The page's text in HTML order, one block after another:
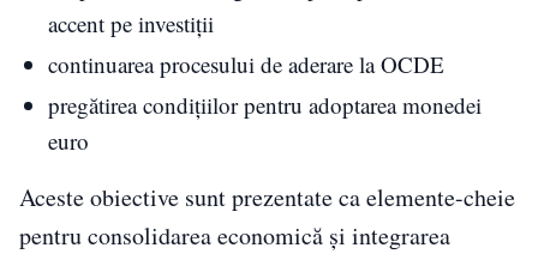
accent pe investiții
continuarea procesului de aderare laOCDE
pregătirea condițiilor pentru adoptarea monedei
euro
Aceste obiective sunt prezentate ca elemente-cheie
pentru consolidarea economică și integrarea